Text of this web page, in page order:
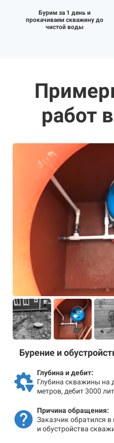
Бурим за 1 день и
прокачиваем скважину до
чистой воды
работ
Бурение и
Глубина и дебит:
Глубина скважины на
метров, дебит 3000
Причина обращения:
Заказчик обратился
и обустройства